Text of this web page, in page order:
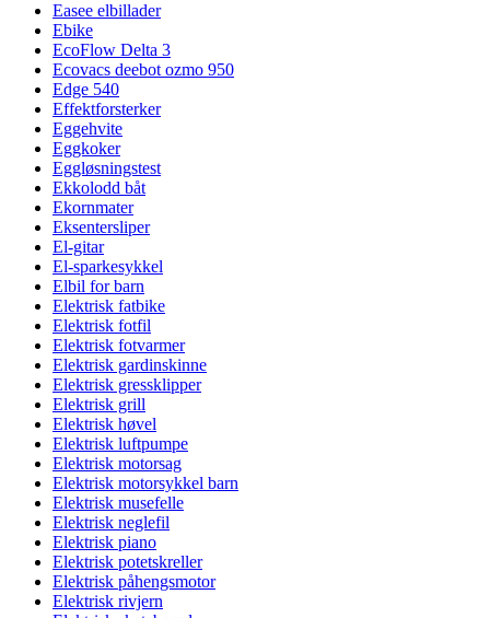
Easee elbillader
Ebike
EcoFlow Delta 3
Ecovacs deebot ozmo 950
Edge 540
Effektforsterker
Eggehvite
Eggkoker
Eggløsningstest
Ekkolodd båt
Ekornmater
Eksentersliper
El-gitar
El-sparkesykkel
Elbil for barn
Elektrisk fatbike
Elektrisk fotfil
Elektrisk fotvarmer
Elektrisk gardinskinne
Elektrisk gressklipper
Elektrisk grill
Elektrisk høvel
Elektrisk luftpumpe
Elektrisk motorsag
Elektrisk motorsykkel barn
Elektrisk musefelle
Elektrisk neglefil
Elektrisk piano
Elektrisk potetskreller
Elektrisk påhengsmotor
Elektrisk rivjern